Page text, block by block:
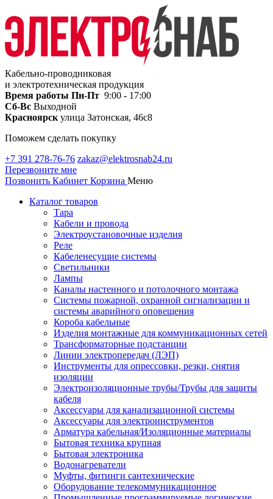
Кабельно-проводниковая
и электротехническая продукция
Время работы Пн-Пт 9:00 - 17:00
Сб-Вс Выходной
Красноярск улица Затонская, 46с8
Поможем сделать покупку
+7 391 278-76-76 zakaz@elektrosnab24.ru
Перезвоните мне
Позвонить Кабинет Корзина Меню
Каталог товаров
Тара
Кабели и провода
Электроустановочные изделия
Реле
Кабеленесущие системы
Светильники
Лампы
Каналы настенного и потолочного монтажа
Системы пожарной, охранной сигнализации и
системы аварийного оповещения
Короба кабельные
Изделия монтажные для коммуникационных сетей
Трансформаторные подстанции
Линии электропередач (ЛЭП)
Инструменты для опрессовки, резки, снятия
изоляции
Электроизоляционные трубы/Трубы для защиты
кабеля
Аксессуары для канализационной системы
Аксессуары для электроинструментов
Арматура кабельная/Изоляционные материалы
Бытовая техника крупная
Бытовая электроника
Водонагреватели
Муфты, фитинги сантехнические
Оборудование телекоммуникационное